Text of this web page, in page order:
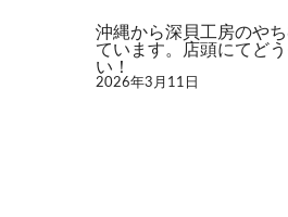
沖縄から深貝工房のや
ています。店頭にてど
い！
2026年3月11日